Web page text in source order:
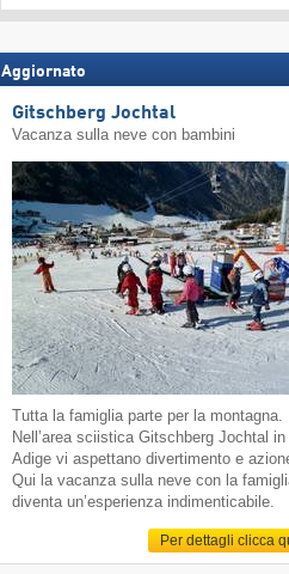
Aggiornato
Gitschberg Jochtal
Vacanza sulla neve con bambini
Tutta la famiglia parte per la montagna.
Nell’area sciistica Gitschberg Jochtal in
Adige vi aspettano divertimento e
Qui la vacanza sulla neve con la
diventa un’esperienza indimenticabile.
Per dettagli clicca